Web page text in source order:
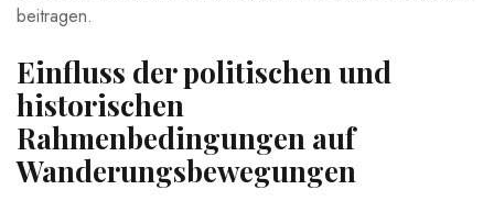
beitragen.
Einfluss‍ der politischen und
historischen
Rahmenbedingungen auf
Wanderungsbewegungen